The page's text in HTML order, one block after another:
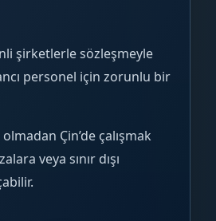
şirketlerle sözleşmeyle
personel için zorunlu bir
olmadan Çin’de çalışmak
veya sınır dışı